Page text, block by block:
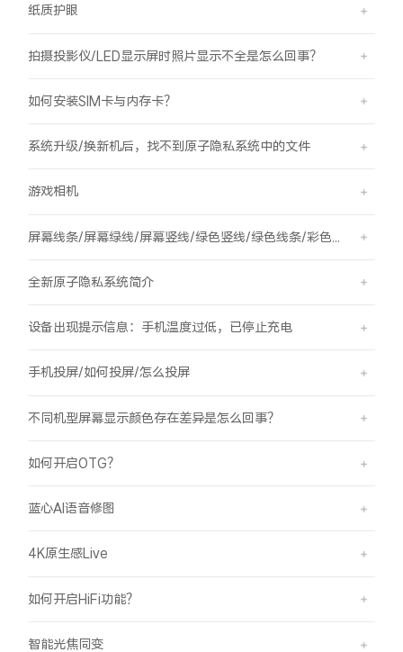
纸质护眼
拍摄投影仪/LED显示屏时照片显示不全是怎么回事？
如何安装SIM卡与内存卡？
系统升级/换新机后，找不到原子隐私系统中的文件
游戏相机
全新原子隐私系统简介
设备出现提示信息：手机温度过低，已停止充电
手机投屏/如何投屏/怎么投屏
不同机型屏幕显示颜色存在差异是怎么回事？
如何开启OTG？
蓝心AI语音修图
4K原生感Live
如何开启HiFi功能？
智能光焦同变